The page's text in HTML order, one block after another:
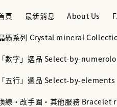
頁 最新消息 About Us
礦系列 Crystal mineral
「數字」選品 Select-by-
「五行」選品 Select-by-elements
線・改手圍・其他服務